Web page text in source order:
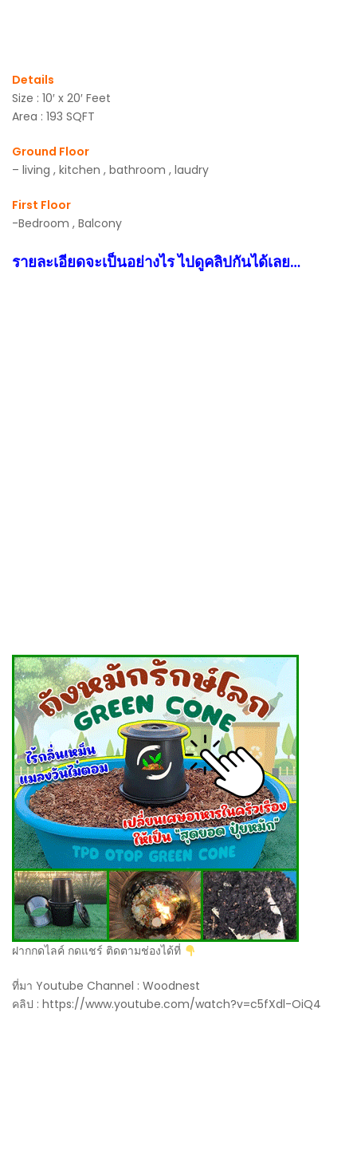
Details
Size : 10′ x 20′ Feet
Area : 193 SQFT
Ground Floor
– living , kitchen , bathroom , laudry
First Floor
-Bedroom , Balcony
รายละเอียดจะเป็นอย่างไร ไปดูคลิปกันได้เลย…
ฝากกดไลค์ กดแชร์ ติดตามช่องได้ที่
ที่มา Youtube Channel : Woodnest
คลิป : https://www.youtube.com/watch?v=c5fXdl-OiQ4